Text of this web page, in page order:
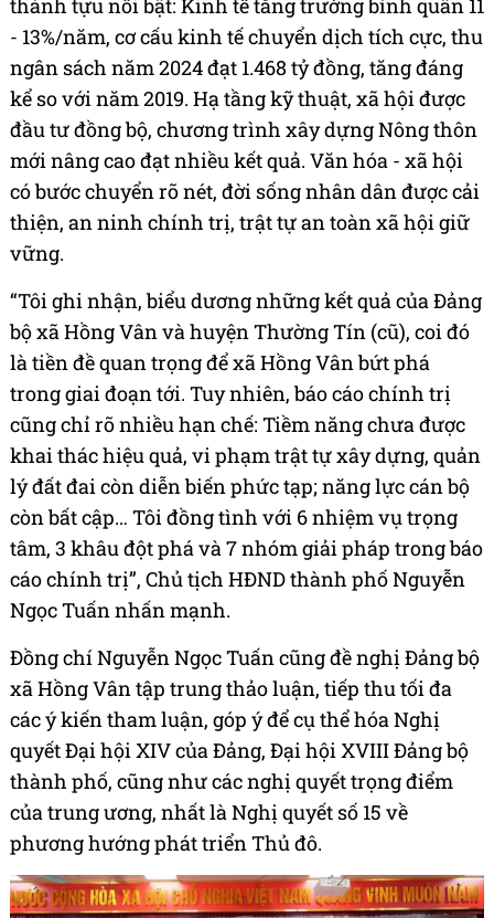
thành tựu nổi bật: Kinh tế tăng trưởng bình quân 11
- 13%/năm, cơ cấu kinh tế chuyển dịch tích cực, thu
ngân sách năm 2024 đạt 1.468 tỷ đồng, tăng đáng
kể so với năm 2019. Hạ tầng kỹ thuật, xã hội được
đầu tư đồng bộ, chương trình xây dựng Nông thôn
mới nâng cao đạt nhiều kết quả. Văn hóa - xã hội
có bước chuyển rõ nét, đời sống nhân dân được cải
thiện, an ninh chính trị, trật tự an toàn xã hội giữ
vững.
“Tôi ghi nhận, biểu dương những kết quả của Đảng
bộ xã Hồng Vân và huyện Thường Tín (cũ), coi đó
là tiền đề quan trọng để xã Hồng Vân bứt phá
trong giai đoạn tới. Tuy nhiên, báo cáo chính trị
cũng chỉ rõ nhiều hạn chế: Tiềm năng chưa được
khai thác hiệu quả, vi phạm trật tự xây dựng, quản
lý đất đai còn diễn biến phức tạp; năng lực cán bộ
còn bất cập… Tôi đồng tình với 6 nhiệm vụ trọng
tâm, 3 khâu đột phá và 7 nhóm giải pháp trong báo
cáo chính trị”, Chủ tịch HĐND thành phố Nguyễn
Ngọc Tuấn nhấn mạnh.
Đồng chí Nguyễn Ngọc Tuấn cũng đề nghị Đảng bộ
xã Hồng Vân tập trung thảo luận, tiếp thu tối đa
các ý kiến tham luận, góp ý để cụ thể hóa Nghị
quyết Đại hội XIV của Đảng, Đại hội XVIII Đảng bộ
thành phố, cũng như các nghị quyết trọng điểm
của trung ương, nhất là Nghị quyết số 15 về
phương hướng phát triển Thủ đô.